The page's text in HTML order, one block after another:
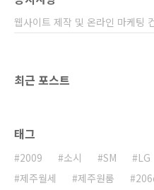
웹사이트 제작 및 온라인 마케팅
최근 포스트
태그
2009 소시 SM LG
제주월세
제주원룸